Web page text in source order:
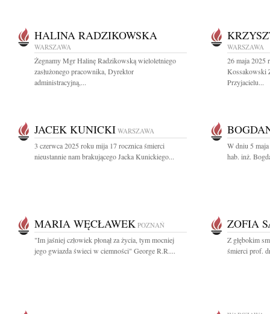
HALINA RADZIKOWSKA
WARSZAWA
Żegnamy Mgr Halinę Radzikowską wieloletniego
zasłużonego pracownika, Dyrektor
administracyjną,...
WARSZAWA
26 maja 2025
Kossakowski
Przyjacielu...
JACEK KUNICKI WARSZAWA
3 czerwca 2025 roku mija 17 rocznica śmierci
nieustannie nam brakującego Jacka Kunickiego...
W dniu 5
hab. inż.
MARIA WĘCŁAWEK POZNAŃ
"Im jaśniej człowiek płonął za życia, tym mocniej
jego gwiazda świeci w ciemności" George R.R....
ZOFIA
Z głębokim
śmierci prof.